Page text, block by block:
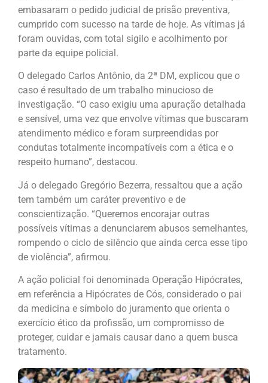
embasaram o pedido judicial de prisão preventiva,
cumprido com sucesso na tarde de hoje. As vítimas já
foram ouvidas, com total sigilo e acolhimento por
parte da equipe policial.
O delegado Carlos Antônio, da 2ª DM, explicou que o
caso é resultado de um trabalho minucioso de
investigação. “O caso exigiu uma apuração detalhada
e sensível, uma vez que envolve vítimas que buscaram
atendimento médico e foram surpreendidas por
condutas totalmente incompatíveis com a ética e o
respeito humano”, destacou.
Já o delegado Gregório Bezerra, ressaltou que a ação
tem também um caráter preventivo e de
conscientização. “Queremos encorajar outras
possíveis vítimas a denunciarem abusos semelhantes,
rompendo o ciclo de silêncio que ainda cerca esse tipo
de violência”, afirmou.
A ação policial foi denominada Operação Hipócrates,
em referência a Hipócrates de Cós, considerado o pai
da medicina e símbolo do juramento que orienta o
exercício ético da profissão, um compromisso de
proteger, cuidar e jamais causar dano a quem busca
tratamento.